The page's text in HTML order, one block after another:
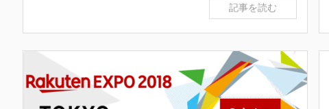
記事を読む